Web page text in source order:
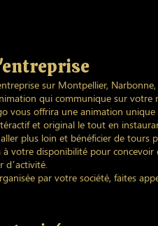
sur Montpellier,
qui communique sur
vous offrira une animation
et original le tout en
plus loin et bénéficier de tours
votre disponibilité pour
d’activité.
par votre société, faites